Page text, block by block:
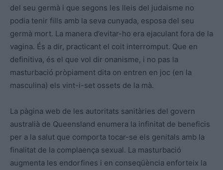
del seu germà i que segons les lleis del judaisme no
podia tenir fills amb la seva cunyada, esposa del seu
germà mort. La manera d’evitar-ho era ejaculant fora de la
vagina. És a dir, practicant el coit interromput. Que en
definitiva, és el que vol dir onanisme, i no pas la
masturbació pròpiament dita on entren en joc (en la
masculina) els vint-i-set ossets de la mà.
La pàgina web de les autoritats sanitàries del govern
australià de Queensland enumera la infinitat de beneficis
per a la salut que comporta tocar-se els genitals amb la
finalitat de la complaença sexual. La masturbació
augmenta les endorfines i en conseqüència enforteix la